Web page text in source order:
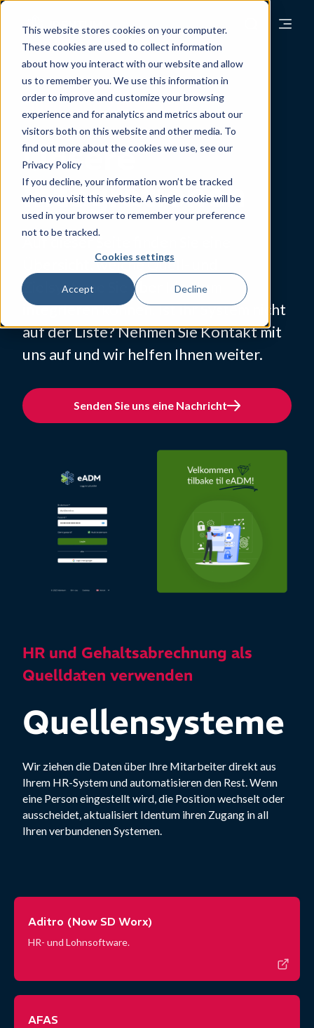
This website stores cookies on your computer.
These cookies are used to collect information
about how you interact with our website and allow
us to remember you. We use this information in
order to improve and customize your browsing
experience and for analytics and metrics about our
visitors both on this website and other media. To
find out more about the cookies we use, see our
Privacy Policy
If you decline, your information won’t be tracked
when you visit this website. A single cookie will be
used in your browser to remember your preference
not to be tracked.
Cookies settings
Accept Decline
Quell- und Zielsysteme
Unsere
Integrationen
Auf dieser Seite finden Sie eine
Übersicht, welche Quell- und
Zielsysteme Sie über Identum
integrieren können. Ist Ihr System nicht
auf der Liste? Nehmen Sie Kontakt mit
uns auf und wir helfen Ihnen weiter.
Senden Sie uns eine Nachricht
HR und Gehaltsabrechnung als
Quelldaten verwenden
Quellensysteme
Wir ziehen die Daten über Ihre Mitarbeiter direkt aus
Ihrem HR-System und automatisieren den Rest. Wenn
eine Person eingestellt wird, die Position wechselt oder
ausscheidet, aktualisiert Identum ihren Zugang in all
Ihren verbundenen Systemen.
Aditro (Now SD Worx)
HR- und Lohnsoftware.
AFAS